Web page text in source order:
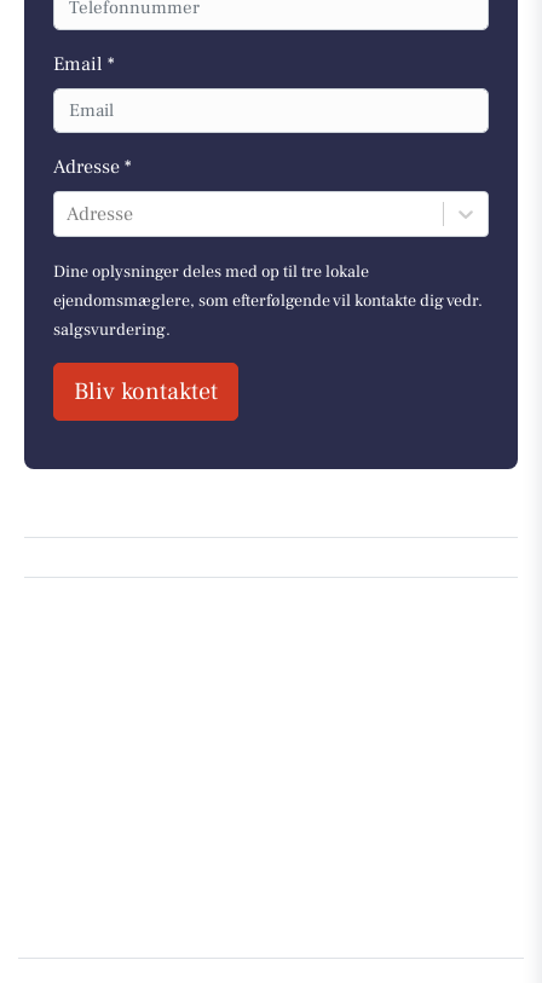
Email *
Adresse *
Adresse
Dine oplysninger deles med op til tre lokale
ejendomsmæglere, som efterfølgende vil kontakte dig vedr.
salgsvurdering.
Bliv kontaktet